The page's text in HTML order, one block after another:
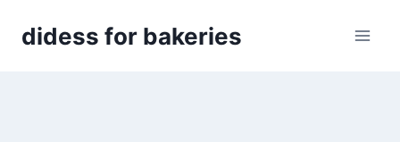
didess for bakeries